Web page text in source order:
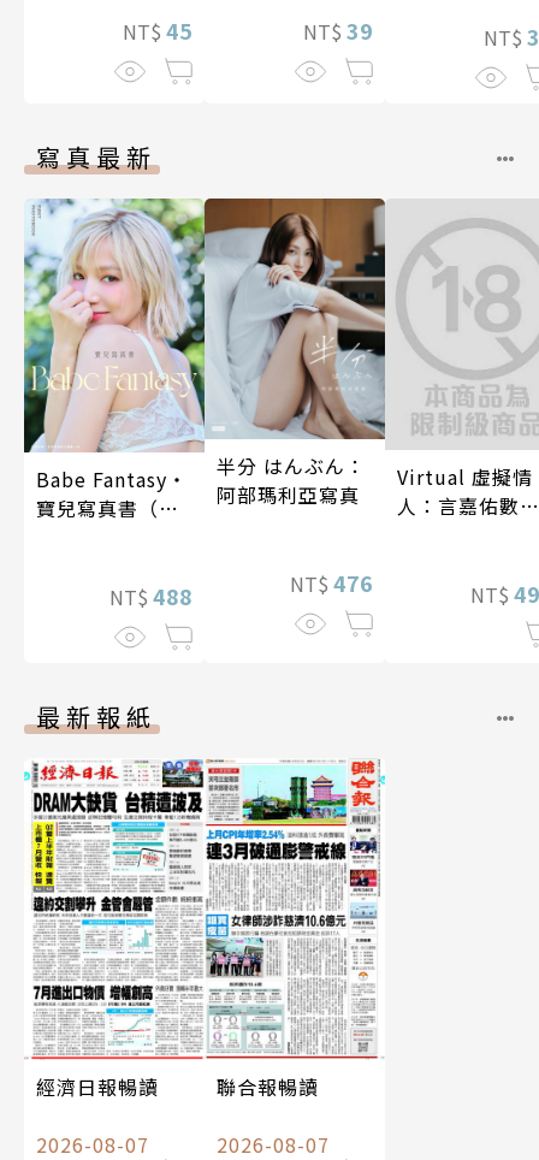
兩人是甜蜜的現
在進行式～ 05
NT$ 45 NT$ 39 NT$
寫真最新
Babe Fantasy‧
寶兒寫真書（加
NT$ 488
半分 はんぶん：
阿部瑪利亞寫真
NT$ 476
Virtual 虛擬情
人：言嘉佑數位
NT$
最新報紙
經濟日報暢讀
2026-08-07
聯合報暢讀
2026-08-07